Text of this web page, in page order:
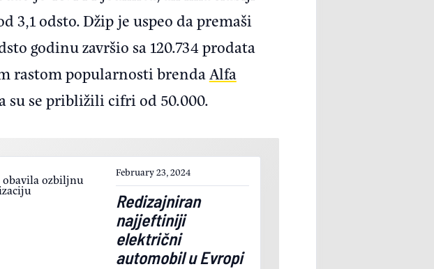
3,1 odsto. Džip je uspeo da premaši
godinu završio sa 120.734 prodata
rastom popularnosti brendaAlfa
su se približili cifri od 50.000.
February 23, 2024
Redizajniran
najjeftiniji
električni
automobil u Evropi